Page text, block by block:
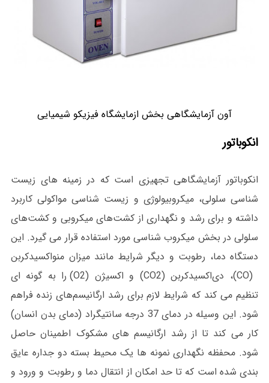
آون آزمایشگاهی بخش ازمایشگاه فیزیکو شیمیایی
انکوباتور
انکوباتور آزمایشگاهی تجهیزی است که در زمینه های زیست
شناسی سلولی، میکروبیولوژی و زیست شناسی مواکولی کاربرد
داشته و برای رشد و نگهداری از کشت‌های میکروبی و کشت‌های
سلولی در بخش میکروب شناسی مورد استفاده قرار می گیرد. این
دستگاه دما، رطوبت و دیگر شرایط مانند میزان منواکسیدکربن
(CO)، دی‌اکسیدکربن (CO2) و اکسیژن (O2) را به گونه ای
تنظیم می کند که شرایط لازم برای رشد ارگانیسم‌های زنده فراهم
شود. این وسیله در دمای 37 درجه سانتیگراد (دمای بدن انسان)
کار می کند تا از رشد ارگانیسم های مشکوک اطمینان حاصل
شود. محفظه نگهداری نمونه ها یک محیط بسته دو جداره عایق
بندی شده است که تا حد امکان از انتقال دما و رطوبت و ورود و